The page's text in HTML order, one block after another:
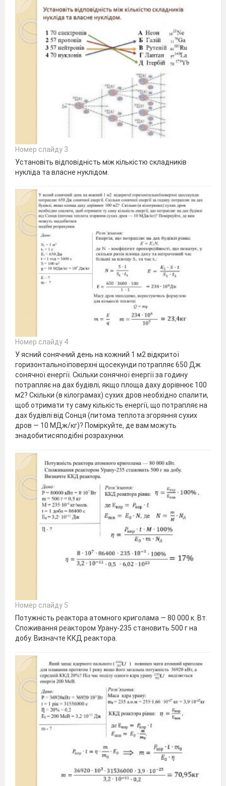
Номер слайду 3
Установіть відповідність між кількістю складників
нукліда та власне нуклідом.
Номер слайду 4
У ясний сонячний день на кожний 1 м2 відкритої
горизонтальноїповерхні щосекунди потрапляє 650 Дж
сонячної енергії. Скільки сонячної енергії за годину
потрапляє на дах будівлі, якщо площа даху дорівнює 100
м2? Скільки (в кілограмах) сухих дров необхідно спалити,
щоб отримати ту саму кількість енергії, що потрапляє на
дах будівлі від Сонця (питома теплота згоряння сухих
дров — 10 МДж/кг)? Поміркуйте, де вам можуть
знадобитисяподібні розрахунки.
Номер слайду 5
Потужність реактора атомного криголама — 80 000 к. Вт.
Споживання реактором Урану-235 становить 500 г на
добу. Визначте ККД реактора.